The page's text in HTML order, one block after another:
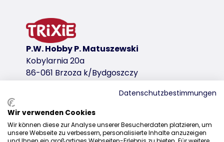
wariant produktu
wariant produktu: unikalny numer
Wymiary
ø 15 × 33 cm
dla
małe gryzonie
Zawartość/Waga
110 g
Rodzaj paszy
P.W. Hobby P. Matuszewski
Kobylarnia 20a
86-061 Brzoza k/Bydgoszczy
Dystrybucja
+48 52 381 07 31
Datenschutzbestimmungen
Wir verwenden Cookies
Wir können diese zur Analyse unserer Besucherdaten platzieren, um
unsere Webseite zu verbessern, personalisierte Inhalte anzuzeigen